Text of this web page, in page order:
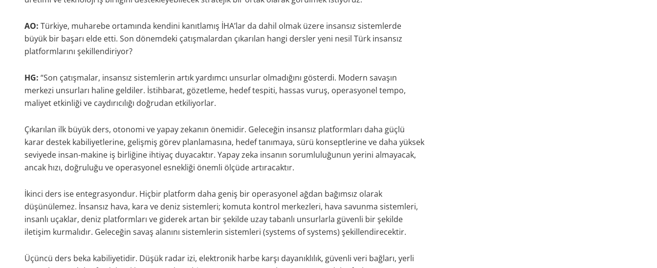
AO: Türkiye, muharebe ortamında kendini kanıtlamış İHA’lar da dahil olmak üzere insansız sistemlerde
büyük bir başarı elde etti. Son dönemdeki çatışmalardan çıkarılan hangi dersler yeni nesil Türk insansız
platformlarını şekillendiriyor?
HG: “Son çatışmalar, insansız sistemlerin artık yardımcı unsurlar olmadığını gösterdi. Modern savaşın
merkezi unsurları haline geldiler. İstihbarat, gözetleme, hedef tespiti, hassas vuruş, operasyonel tempo,
maliyet etkinliği ve caydırıcılığı doğrudan etkiliyorlar.
Çıkarılan ilk büyük ders, otonomi ve yapay zekanın önemidir. Geleceğin insansız platformları daha güçlü
karar destek kabiliyetlerine, gelişmiş görev planlamasına, hedef tanımaya, sürü konseptlerine ve daha yüksek
seviyede insan-makine iş birliğine ihtiyaç duyacaktır. Yapay zeka insanın sorumluluğunun yerini almayacak,
ancak hızı, doğruluğu ve operasyonel esnekliği önemli ölçüde artıracaktır.
İkinci ders ise entegrasyondur. Hiçbir platform daha geniş bir operasyonel ağdan bağımsız olarak
düşünülemez. İnsansız hava, kara ve deniz sistemleri; komuta kontrol merkezleri, hava savunma sistemleri,
insanlı uçaklar, deniz platformları ve giderek artan bir şekilde uzay tabanlı unsurlarla güvenli bir şekilde
iletişim kurmalıdır. Geleceğin savaş alanını sistemlerin sistemleri (systems of systems) şekillendirecektir.
Üçüncü ders beka kabiliyetidir. Düşük radar izi, elektronik harbe karşı dayanıklılık, güvenli veri bağları, yerli